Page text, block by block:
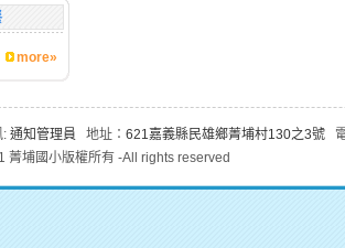
more»
: 通知管理員 地址： 621嘉義縣民雄鄉菁埔村130之3號
菁埔國小版權所有 -All rights reserved